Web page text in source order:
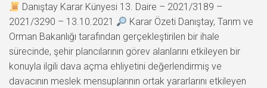
Danıştay Karar Künyesi 13. Daire – 2021/3189 –
2021/3290 – 13.10.2021
Karar Özeti Danıştay, Tarım ve
Orman Bakanlığı tarafından gerçekleştirilen bir ihale
sürecinde, şehir plancılarının görev alanlarını etkileyen bir
konuyla ilgili dava açma ehliyetini değerlendirmiş ve
davacının meslek mensuplarının ortak yararlarını etkileyen